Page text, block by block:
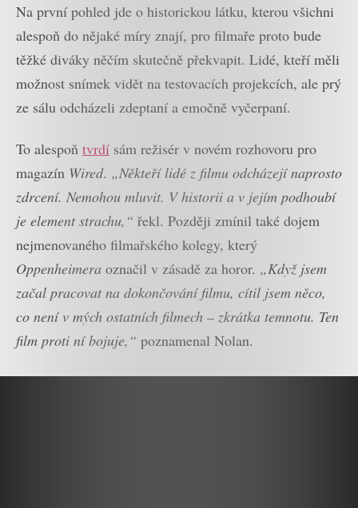
Na první pohled jde o historickou látku, kterou všichni
alespoň do nějaké míry znají, pro filmaře proto bude
těžké diváky něčím skutečně překvapit. Lidé, kteří měli
možnost snímek vidět na testovacích projekcích, ale prý
ze sálu odcházeli zdeptaní a emočně vyčerpaní.
To alespoň tvrdí sám režisér v novém rozhovoru pro
magazín Wired. „Někteří lidé z filmu odcházejí naprosto
zdrcení. Nemohou mluvit. V historii a v jejím podhoubí
je element strachu,“ řekl. Později zmínil také dojem
nejmenovaného filmařského kolegy, který
Oppenheimera označil v zásadě za horor. „Když jsem
začal pracovat na dokončování filmu, cítil jsem něco,
co není v mých ostatních filmech – zkrátka temnotu. Ten
film proti ní bojuje,“ poznamenal Nolan.